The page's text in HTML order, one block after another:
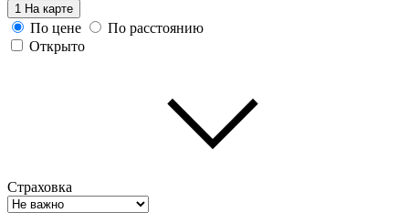
1 На карте
По цене
По расстоянию
Открыто
Страховка